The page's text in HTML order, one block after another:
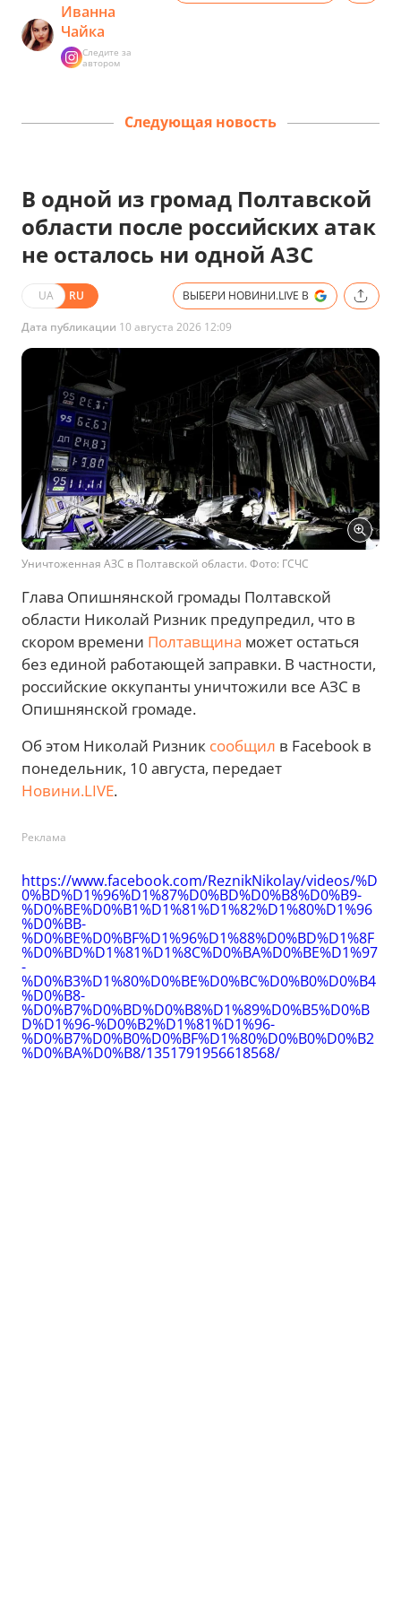
Иванна
Чайка
Следите за
автором
Следующая новость
В одной из громад Полтавской
области после российских атак
не осталось ни одной АЗС
UA RU ВЫБЕРИ НОВИНИ.LIVE В
Дата публикации 10 августа 2026 12:09
Уничтоженная АЗС в Полтавской области. Фото: ГСЧС
Глава Опишнянской громады Полтавской
области Николай Ризник предупредил, что в
скором времени Полтавщина может остаться
без единой работающей заправки. В частности,
российские оккупанты уничтожили все АЗС в
Опишнянской громаде.
Об этом Николай Ризник сообщил в Facebook в
понедельник, 10 августа, передает
Новини.LIVE.
Реклама
https://www.facebook.com/ReznikNikolay/videos/%D
0%BD%D1%96%D1%87%D0%BD%D0%B8%D0%B9-
%D0%BE%D0%B1%D1%81%D1%82%D1%80%D1%96
%D0%BB-
%D0%BE%D0%BF%D1%96%D1%88%D0%BD%D1%8F
%D0%BD%D1%81%D1%8C%D0%BA%D0%BE%D1%97
-
%D0%B3%D1%80%D0%BE%D0%BC%D0%B0%D0%B4
%D0%B8-
%D0%B7%D0%BD%D0%B8%D1%89%D0%B5%D0%B
D%D1%96-%D0%B2%D1%81%D1%96-
%D0%B7%D0%B0%D0%BF%D1%80%D0%B0%D0%B2
%D0%BA%D0%B8/1351791956618568/